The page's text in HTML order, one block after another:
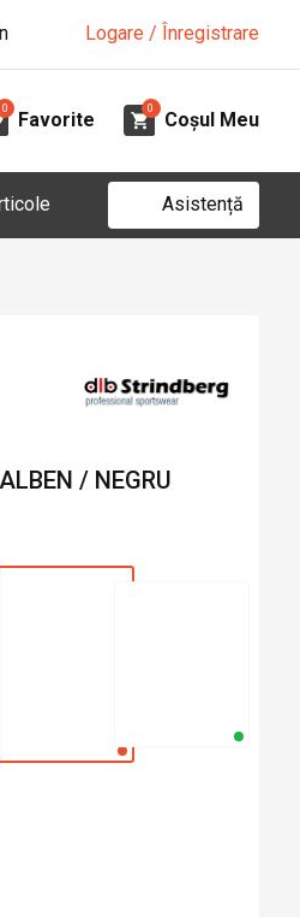
Logare / Înregistrare
0
Favorite
0
Coșul Meu
Asistență
/ NEGRU